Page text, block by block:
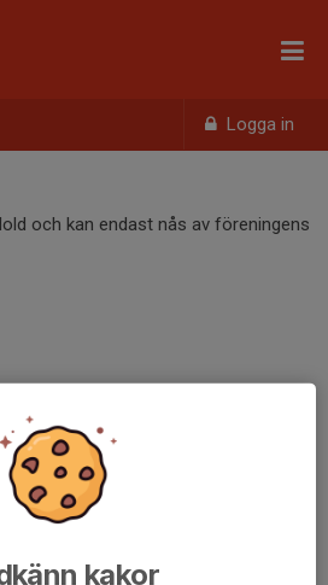
Logga in
och kan endast nås av föreningens
kakor